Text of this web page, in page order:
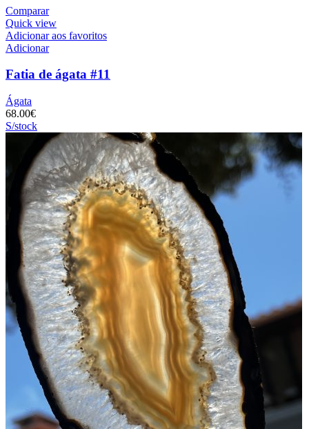
Comparar
Quick view
Adicionar aos favoritos
Adicionar
Fatia de ágata #11
Ágata
68.00€
S/stock